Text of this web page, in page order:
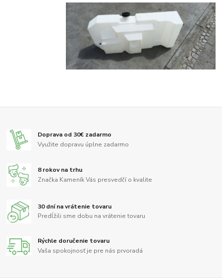
Doprava od 30€ zadarmo
Využite dopravu úplne zadarmo
8 rokov na trhu
Značka Kameník Vás presvedčí o kvalite
30 dní na vrátenie tovaru
Predĺžili sme dobu na vrátenie tovaru
Rýchle doručenie tovaru
Vaša spokojnosť je pre nás prvoradá